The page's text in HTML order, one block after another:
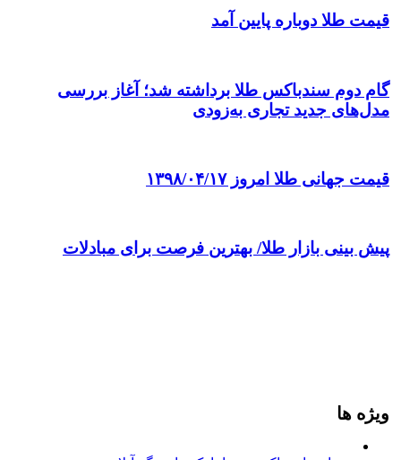
قیمت طلا دوباره پایین آمد
گام دوم سندباکس طلا برداشته شد؛ آغاز بررسی
مدل‌های جدید تجاری به‌زودی
قیمت جهانی طلا امروز ۱۳۹۸/۰۴/۱۷
پیش بینی بازار طلا/ بهترین فرصت‌ برای مبادلات
ویژه ها